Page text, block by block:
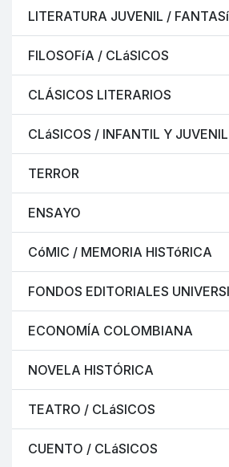
LITERATURA JUVENIL /
FILOSOFíA / CLáSICOS
CLÁSICOS LITERARIOS
CLáSICOS / INFANTIL Y JUVENIL
TERROR
ENSAYO
CóMIC / MEMORIA HISTóRICA
FONDOS EDITORIALES
ECONOMÍA COLOMBIANA
NOVELA HISTÓRICA
TEATRO / CLáSICOS
CUENTO / CLáSICOS